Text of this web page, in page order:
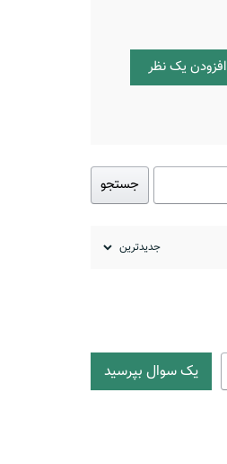
افزودن یک نظر
جستجو
یک سوال بپرسید